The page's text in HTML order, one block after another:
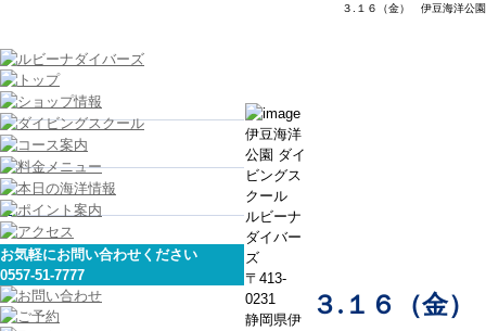
３.１６（金） 伊豆海洋公園
お気軽にお問い合わせください
0557-51-7777
３.１６（金
伊豆海洋
公園 ダイ
ビングス
クール
ルビーナ
ダイバー
ズ
〒413-
0231
静岡県伊